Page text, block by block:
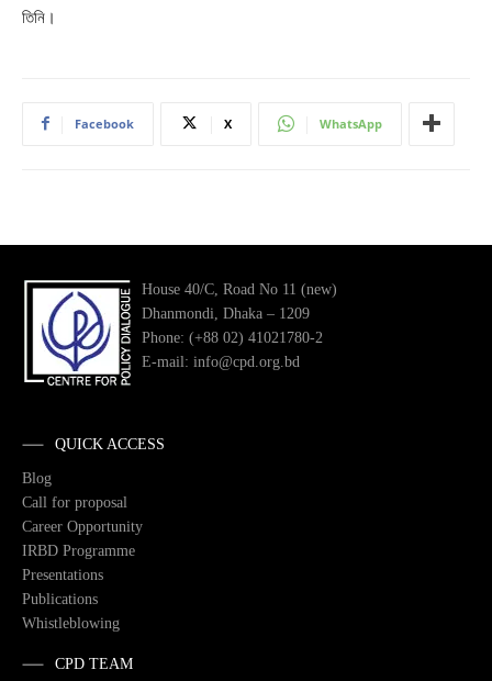
তিনি।
Facebook X WhatsApp
House 40/C, Road No 11 (new)
Dhanmondi, Dhaka – 1209
Phone: (+88 02) 41021780-2
E-mail: info@cpd.org.bd
QUICK ACCESS
Blog
Call for proposal
Career Opportunity
IRBD Programme
Presentations
Publications
Whistleblowing
CPD TEAM